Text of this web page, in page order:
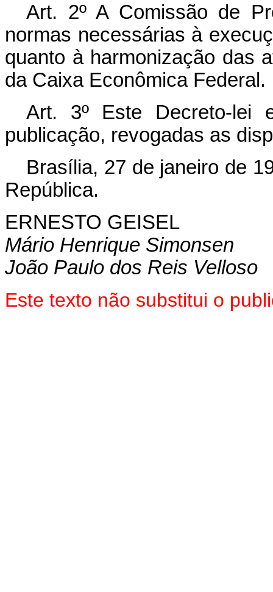
Art. 2º A Comissão de
normas necessárias à
quanto à harmonização das
da Caixa Econômica Federal.
Art. 3º Este Decreto-lei
publicação, revogadas as
Brasília, 27 de janeiro de
República.
ERNESTO GEISEL
Mário Henrique Simonsen
João Paulo dos Reis Velloso
Este texto não substitui o